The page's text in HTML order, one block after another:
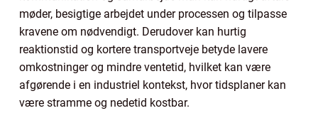
møder, besigtige arbejdet under processen og tilpasse
kravene om nødvendigt. Derudover kan hurtig
reaktionstid og kortere transportveje betyde lavere
omkostninger og mindre ventetid, hvilket kan være
afgørende i en industriel kontekst, hvor tidsplaner kan
være stramme og nedetid kostbar.